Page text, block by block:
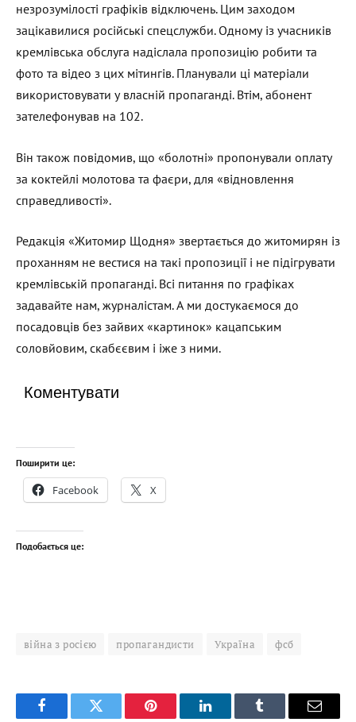
незрозумілості графіків відключень. Цим заходом
зацікавилися російські спецслужби. Одному із учасників
кремлівська обслуга надіслала пропозицію робити та
фото та відео з цих мітингів. Планували ці матеріали
використовувати у власній пропаганді. Втім, абонент
зателефонував на 102.
Він також повідомив, що «болотні» пропонували оплату
за коктейлі молотова та фаєри, для «відновлення
справедливості».
Редакція «Житомир Щодня» звертається до житомирян із
проханням не вестися на такі пропозиції і не підігрувати
кремлівській пропаганді. Всі питання по графіках
задавайте нам, журналістам. А ми достукаємося до
посадовців без зайвих «картинок» кацапським
соловйовим, скабєєвим і іже з ними.
Коментувати
Поширити це:
Facebook X
Подобається це:
війна з росією пропагандисти Україна фсб
FacebookTwitter Pinterest LinkedInTumblr Email